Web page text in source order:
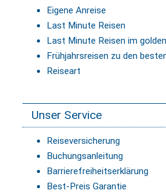
Eigene Anreise
Last Minute Reisen
Last Minute Reisen im
Frühjahrsreisen zu den
Reiseart
Unser Service
Reiseversicherung
Buchungsanleitung
Barrierefreiheitserklärung
Best-Preis Garantie